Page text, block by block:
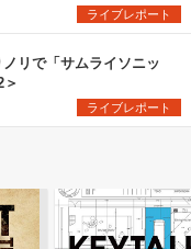
ライブレポート
リで「サムライソニッ
ライブレポート